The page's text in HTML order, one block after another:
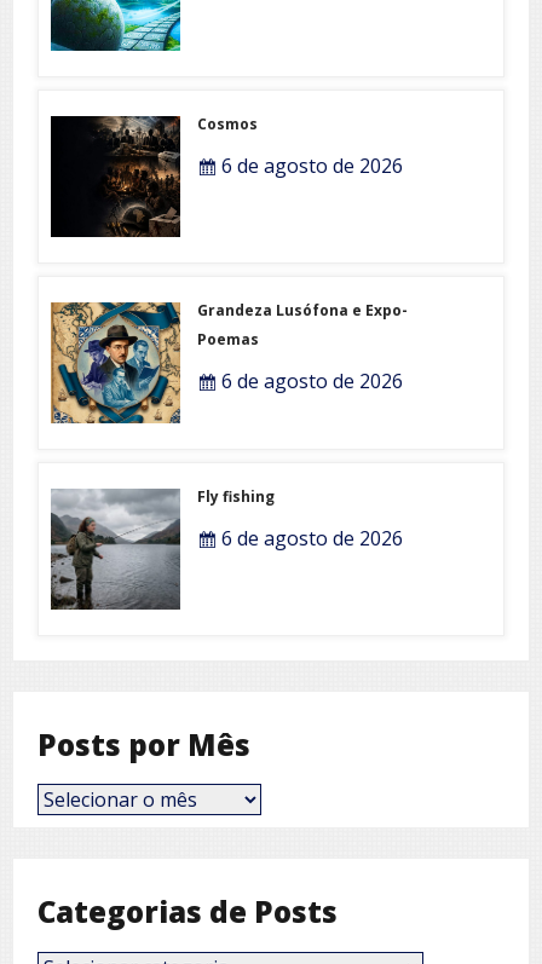
Cosmos
6 de agosto de 2026
Grandeza Lusófona e Expo-
Poemas
6 de agosto de 2026
Fly fishing
6 de agosto de 2026
Posts por Mês
Posts
por
Categorias de Posts